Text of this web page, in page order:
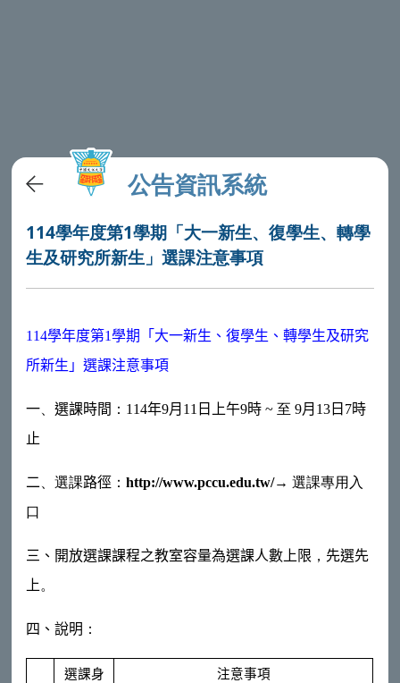
公告資訊系統
114學年度第1學期「大一新生、復學生、轉學
生及研究所新生」選課注意事項
114學年度第1學期「大一新生、復學生、轉學生及研究
所新生」選課注意事項
一 、選課時間 ： 114年9月 11 日上午9時 ~至 9月 13 日 7時
止
二 、選課路徑 ：http://www.pccu.edu.tw/→選課專用入
口
三 、 開放選課課程之教室容量為選課人數上限 ， 先選先
上 。
四、說明 ：
選課身 注意事項